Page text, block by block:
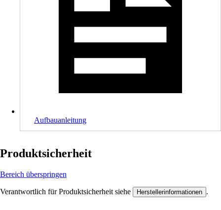
Aufbauanleitung
Produktsicherheit
Bereich überspringen
Verantwortlich für Produktsicherheit siehe Herstellerinformationen .